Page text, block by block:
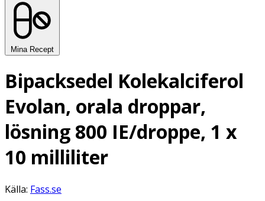
Mina Recept
Bipacksedel Kolekalciferol
Evolan, orala droppar,
lösning 800 IE/droppe, 1 x
10 milliliter
Källa: Fass.se